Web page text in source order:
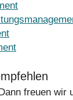
freuen wir